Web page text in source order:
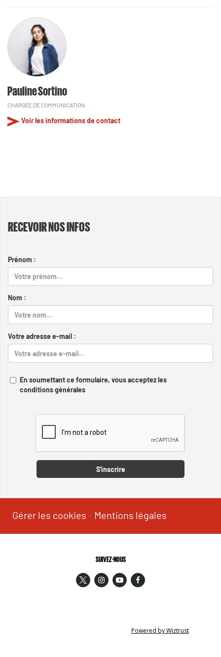
Pauline Sortino
CHARGÉE DE COMMUNICATION
Voir les informations de contact
RECEVOIR NOS INFOS
Prénom :
Nom :
Votre adresse e-mail :
En soumettant ce formulaire, vous acceptez les
conditions générales
S'inscrire
Gérer les cookies - Mentions légales
SUIVEZ-NOUS
Powered by Wiztrust